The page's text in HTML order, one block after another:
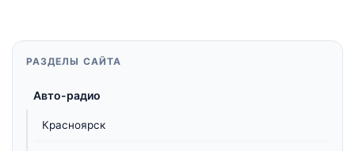
РАЗДЕЛЫ САЙТА
Авто-радио
Красноярск